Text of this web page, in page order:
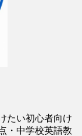
たい初心者向け
・中学校英語教